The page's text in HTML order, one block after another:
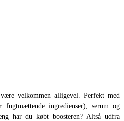
velkommen alligevel. Perfekt med
fugtmættende ingredienser), serum og
har du købt boosteren? Altså udfra